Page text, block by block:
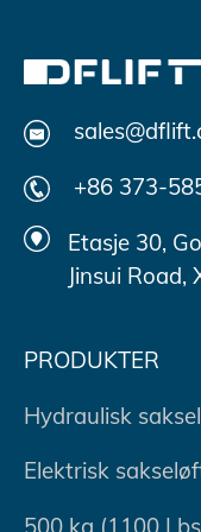
+86 373-
Etasje 30,
Jinsui Road,
PRODUKTER
Hydraulisk
Elektrisk
500 kg (1100